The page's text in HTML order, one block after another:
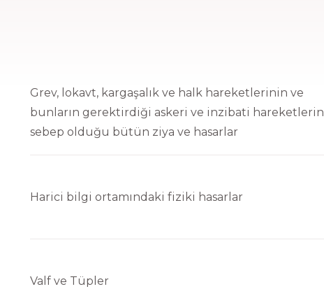
Tamam
Grev, lokavt, kargaşalık ve halk hareketlerinin ve
bunların gerektirdiği askeri ve inzibati hareketlerin
sebep olduğu bütün ziya ve hasarlar
Harici bilgi ortamındaki fiziki hasarlar
Valf ve Tüpler